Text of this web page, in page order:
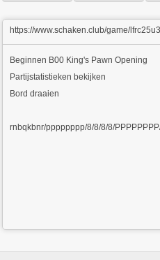
https://www.schaken.club/game/lfrc25u3
Beginnen B00 King's Pawn Opening
Partijstatistieken bekijken
Bord draaien
rnbqkbnr/pppppppp/8/8/8/8/